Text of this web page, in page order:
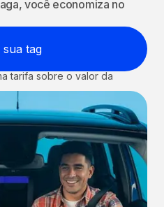
você economiza no
sua tag
tarifa sobre o valor da